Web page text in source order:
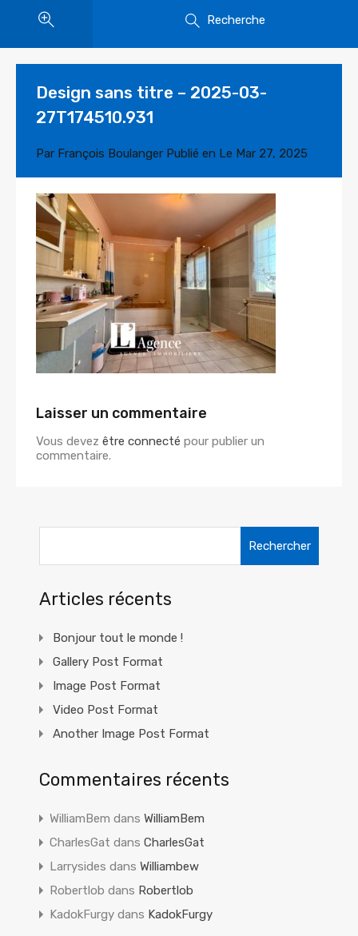
Recherche
Design sans titre – 2025-03-
27T174510.931
Par François Boulanger Publié en Le Mar 27, 2025
Laisser un commentaire
Vous devez être connecté pour publier un
commentaire.
Articles récents
Bonjour tout le monde !
Gallery Post Format
Image Post Format
Video Post Format
Another Image Post Format
Commentaires récents
WilliamBem dans WilliamBem
CharlesGat dans CharlesGat
Larrysides dans Williambew
Robertlob dans Robertlob
KadokFurgy dans KadokFurgy